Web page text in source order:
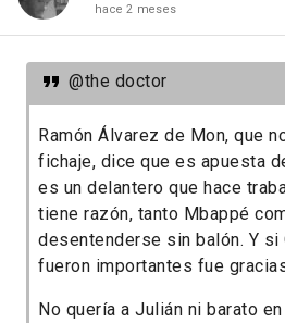
hace 2 meses
@the doctor
Ramón Álvarez de Mon, que
fichaje, dice que es apuesta
es un delantero que hace
tiene razón, tanto Mbappé
desentenderse sin balón. Y si
fueron importantes fue
No quería a Julián ni barato